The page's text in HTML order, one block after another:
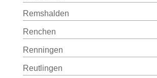
Remshalden
Renchen
Renningen
Reutlingen